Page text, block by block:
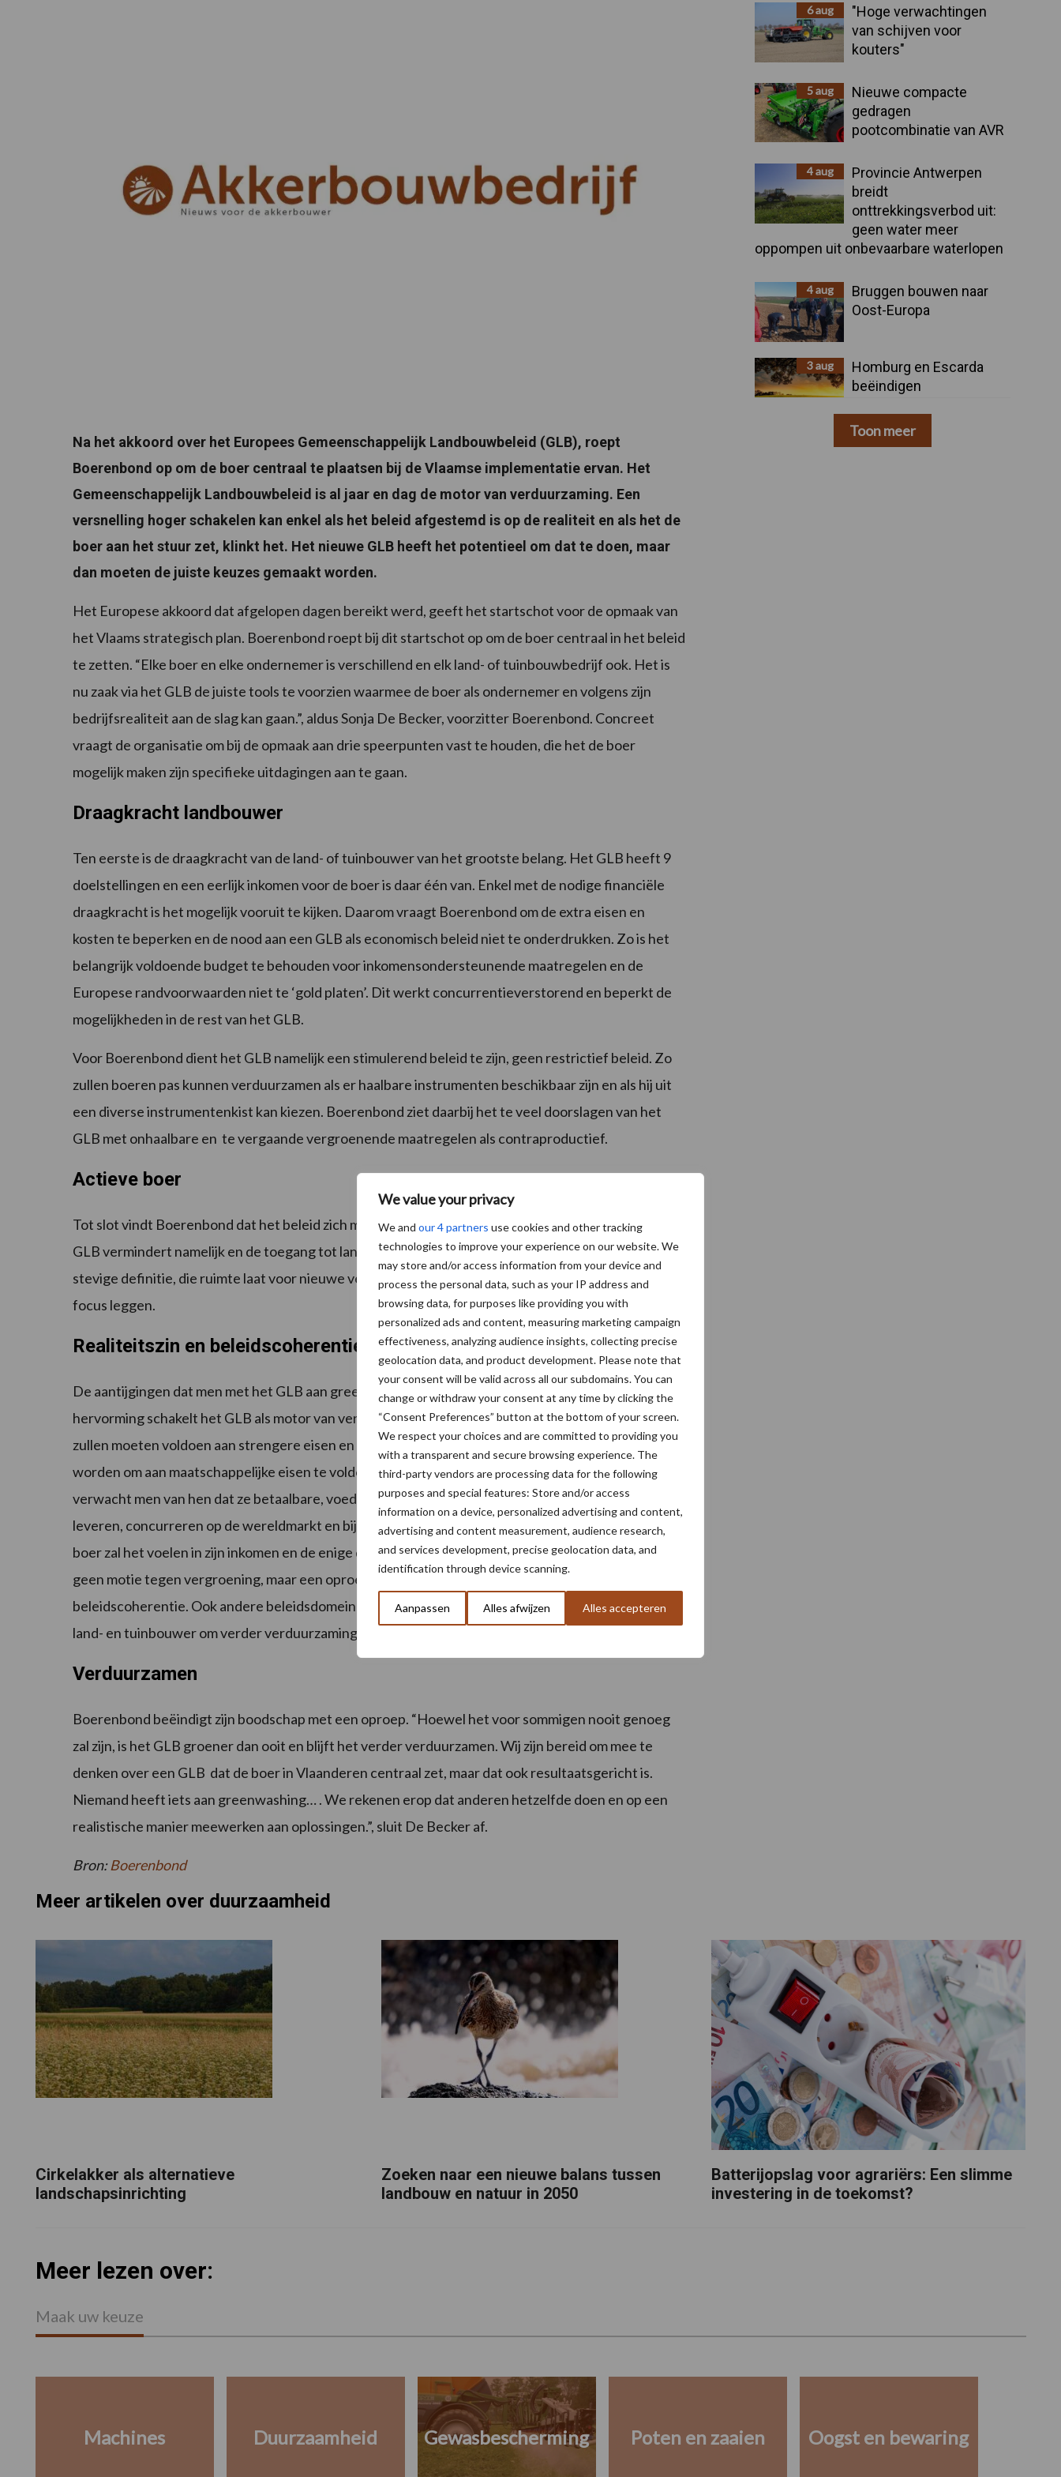
We value your privacy
We and our 4 partners use cookies and other tracking
technologies to improve your experience on our website. We
may store and/or access information from your device and
process the personal data, such as your IP address and
browsing data, for purposes like providing you with
personalized ads and content, measuring marketing campaign
effectiveness, analyzing audience insights, collecting precise
geolocation data, and product development. Please note that
your consent will be valid across all our subdomains. You can
change or withdraw your consent at any time by clicking the
“Consent Preferences” button at the bottom of your screen.
We respect your choices and are committed to providing you
with a transparent and secure browsing experience. The
third-party vendors are processing data for the following
purposes and special features: Store and/or access
information on a device, personalized advertising and content,
advertising and content measurement, audience research,
and services development, precise geolocation data, and
identification through device scanning.
Aanpassen Alles afwijzen Alles accepteren
Na het akkoord over het Europees Gemeenschappelijk Landbouwbeleid (GLB), roept
Boerenbond op om de boer centraal te plaatsen bij de Vlaamse implementatie ervan. Het
Gemeenschappelijk Landbouwbeleid is al jaar en dag de motor van verduurzaming. Een
versnelling hoger schakelen kan enkel als het beleid afgestemd is op de realiteit en als het de
boer aan het stuur zet, klinkt het. Het nieuwe GLB heeft het potentieel om dat te doen, maar
dan moeten de juiste keuzes gemaakt worden.
Het Europese akkoord dat afgelopen dagen bereikt werd, geeft het startschot voor de opmaak van
het Vlaams strategisch plan. Boerenbond roept bij dit startschot op om de boer centraal in het beleid
te zetten. “Elke boer en elke ondernemer is verschillend en elk land- of tuinbouwbedrijf ook. Het is
nu zaak via het GLB de juiste tools te voorzien waarmee de boer als ondernemer en volgens zijn
bedrijfsrealiteit aan de slag kan gaan.”, aldus Sonja De Becker, voorzitter Boerenbond. Concreet
vraagt de organisatie om bij de opmaak aan drie speerpunten vast te houden, die het de boer
mogelijk maken zijn specifieke uitdagingen aan te gaan.
Draagkracht landbouwer
Ten eerste is de draagkracht van de land- of tuinbouwer van het grootste belang. Het GLB heeft 9
doelstellingen en een eerlijk inkomen voor de boer is daar één van. Enkel met de nodige financiële
draagkracht is het mogelijk vooruit te kijken. Daarom vraagt Boerenbond om de extra eisen en
kosten te beperken en de nood aan een GLB als economisch beleid niet te onderdrukken. Zo is het
belangrijk voldoende budget te behouden voor inkomensondersteunende maatregelen en de
Europese randvoorwaarden niet te ‘gold platen’. Dit werkt concurrentieverstorend en beperkt de
mogelijkheden in de rest van het GLB.
Voor Boerenbond dient het GLB namelijk een stimulerend beleid te zijn, geen restrictief beleid. Zo
zullen boeren pas kunnen verduurzamen als er haalbare instrumenten beschikbaar zijn en als hij uit
een diverse instrumentenkist kan kiezen. Boerenbond ziet daarbij het te veel doorslagen van het
GLB met onhaalbare en te vergaande vergroenende maatregelen als contraproductief.
Actieve boer
Tot slot vindt Boerenbond dat het beleid zich moet richten op de actieve boer. Het budget voor het
GLB vermindert namelijk en de toegang tot landbouwgrond staat onder druk. De uitwerking van een
stevige definitie, die ruimte laat voor nieuwe verdienmodellen en jonge starters, moet de juiste
focus leggen.
Realiteitszin en beleidscoherentie
De aantijgingen dat men met het GLB aan greenwashing doet staat haaks op de realiteit. Met deze
hervorming schakelt het GLB als motor van verduurzaming meer dan één versnelling hoger. Boeren
zullen moeten voldoen aan strengere eisen en randvoorwaarden, maar zullen minder ondersteund
worden om aan maatschappelijke eisen te voldoen en publieke diensten te leveren. Tegelijk
verwacht men van hen dat ze betaalbare, voedselveilige en kwaliteitsvolle voedingsproducten
leveren, concurreren op de wereldmarkt en bijdragen aan de doelstellingen van de Green Deal. De
boer zal het voelen in zijn inkomen en de enige die er wakker van ligt is de boer zelf. Dit is in die zin
geen motie tegen vergroening, maar een oproep tot aandacht voor de realiteit en voor
beleidscoherentie. Ook andere beleidsdomeinen zullen moeten bijdragen aan de uitdagingen van de
land- en tuinbouwer om verder verduurzaming waar te maken.
Verduurzamen
Boerenbond beëindigt zijn boodschap met een oproep. “Hoewel het voor sommigen nooit genoeg
zal zijn, is het GLB groener dan ooit en blijft het verder verduurzamen. Wij zijn bereid om mee te
denken over een GLB dat de boer in Vlaanderen centraal zet, maar dat ook resultaatsgericht is.
Niemand heeft iets aan greenwashing… . We rekenen erop dat anderen hetzelfde doen en op een
realistische manier meewerken aan oplossingen.”, sluit De Becker af.
Bron:Boerenbond
Sidebar6 aug
"Hoge verwachtingen
van schijven voor
kouters"
5 aug
Nieuwe compacte
gedragen
pootcombinatie van AVR
4 aug
Provincie Antwerpen
breidt
onttrekkingsverbod uit:
geen water meer
oppompen uit onbevaarbare waterlopen
4 aug
Bruggen bouwen naar
Oost-Europa
3 aug
Homburg en Escarda
beëindigen
Toon meer
Meer artikelen over duurzaamheid
Cirkelakker als alternatieve
landschapsinrichting
Zoeken naar een nieuwe balans tussen
landbouw en natuur in 2050
Batterijopslag voor agrariërs: Een slimme
investering in de toekomst?
Meer lezen over:
Maak uw keuze
Machines Duurzaamheid Gewasbescherming Poten en zaaien Oogst en bewaring